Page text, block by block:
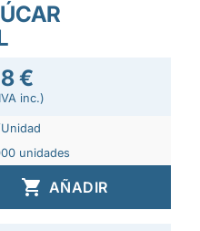
€
inc.)
unidades
 AÑADIR